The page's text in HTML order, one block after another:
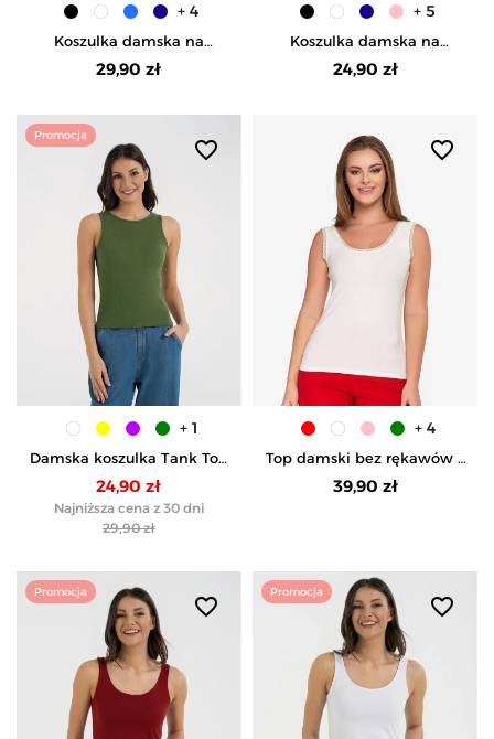
Koszulka damska na
ramiączkach Tank-Top
bawełniana Plus Size -
29,90 zł
+ 4
Koszulka damska na
ramiączkach Tank-Top
bawełniana - FUKSJA
24,90 zł
+ 5
Promocja
favorite_border
Damska koszulka Tank Top
w prążek - ZIELONY
24,90 zł
Najniższa cena z 30 dni
29,90 zł
+ 1
favorite_border
Top damski bez rękawów z
koronkowym
wykończeniem - BIAŁY
39,90 zł
+ 4
Promocja
favorite_border
Promocja
favorite_border